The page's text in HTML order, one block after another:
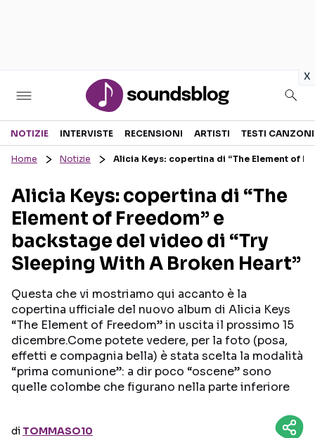
x
Sezioni
RECENSIONI MUSICALI
INTERVISTE
GOSSIP E CURIOSITÀ
TESTI CANZONI
TOUR ED EVENTI
TALENT SHOW
Seguici sui social
NOTIZIE INTERVISTE RECENSIONI ARTISTI TESTI CANZONI
Home Notizie Alicia Keys: copertina di “The Element of
Alicia Keys: copertina di “The
Element of Freedom” e
backstage del video di “Try
Sleeping With A Broken Heart”
Questa che vi mostriamo qui accanto è la
copertina ufficiale del nuovo album di Alicia Keys
“The Element of Freedom” in uscita il prossimo 15
dicembre.Come potete vedere, per la foto (posa,
effetti e compagnia bella) è stata scelta la modalità
“prima comunione”: a dir poco “oscene” sono
quelle colombe che figurano nella parte inferiore
di TOMMASO10